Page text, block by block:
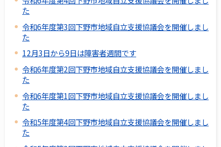
た
令和6年度第3回下野市地域自立支援協議会を開催しまし
た
12月3日から9日は障害者週間です
令和6年度第2回下野市地域自立支援協議会を開催しまし
た
令和6年度第1回下野市地域自立支援協議会を開催しまし
た
令和5年度第4回下野市地域自立支援協議会を開催しまし
た